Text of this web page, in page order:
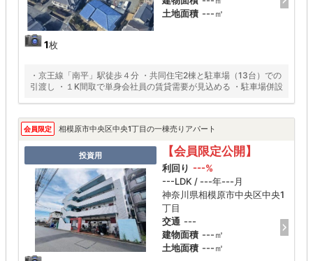
1枚
土地面積 ---㎡
・京王線「南平」駅徒歩４分 ・共同住宅2棟と駐車場（13台）での
引渡し ・１K間取で単身会社員の賃貸需要が見込める ・駐車場併設
会員限定 相模原市中央区中央1丁目の一棟売りアパート
投資用 【会員限定公開】
利回り ---%
---LDK / ---年---月
神奈川県相模原市中央区中央1
丁目
交通 ---
建物面積 ---㎡
土地面積 ---㎡